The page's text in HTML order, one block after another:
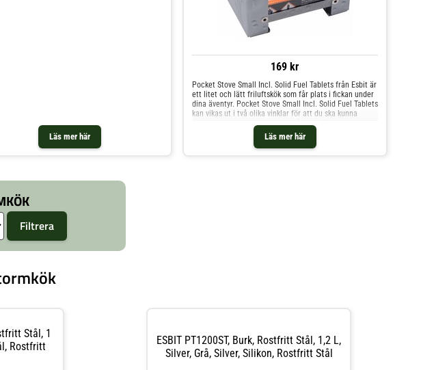
Läs mer här
169 kr
Läs mer här
Pocket Stove Small Incl. Solid Fuel Tablets från Esbit är
ett litet och lätt friluftskök som får plats i fickan under
dina äventyr. Pocket Stove Small Incl. Solid Fuel Tablets
kan vikas ut i två olika vinklar för att du ska kunna
anpassa köket efter storleken på kastrullen eller
muggen. I mitten placeras en av de medföljande
bränsletabletterna som brinner i cirka 12 minuter -
vilket är tillräckligt med tid för att värma vatten till din
Stål, 1
Rostfritt
ESBIT PT1200ST, Burk, Rostfritt Stål, 1,2 L,
Silver, Grå, Silver, Silikon, Rostfritt Stål